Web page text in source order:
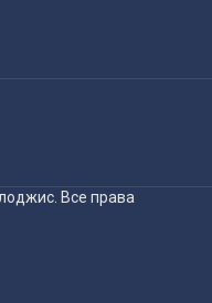
Все права